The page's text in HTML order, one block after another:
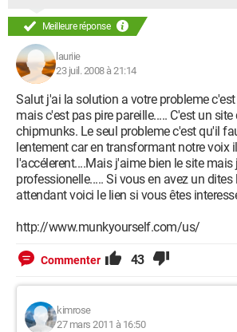
Meilleure réponse
lauriie
23 juil. 2008 à 21:14
Salut j'ai la solution a votre probleme
mais c'est pas pire pareille..... C'est un site
chipmunks. Le seul probleme c'est qu'il
lentement car en transformant notre voix
l'accélerent....Mais j'aime bien le site
professionelle..... Si vous en avez un dites
attendant voici le lien si vous êtes
http://www.munkyourself.com/us/
Commenter 43
kimrose
27 mars 2011 à 16:50